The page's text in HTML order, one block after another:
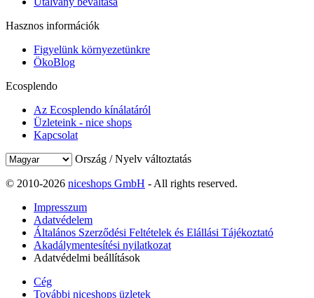
Hasznos információk
Figyelünk környezetünkre
ÖkoBlog
Ecosplendo
Az Ecosplendo kínálatáról
Üzleteink - nice shops
Kapcsolat
Ország / Nyelv változtatás
© 2010-2026 niceshops GmbH - All rights reserved.
Impresszum
Adatvédelem
Általános Szerződési Feltételek és Elállási Tájékoztató
Akadálymentesítési nyilatkozat
Adatvédelmi beállítások
Cég
További niceshops üzletek